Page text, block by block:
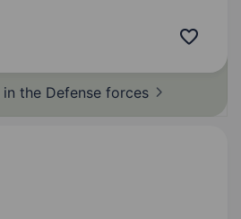
до підрозділів
які пройшли
the Defense forces